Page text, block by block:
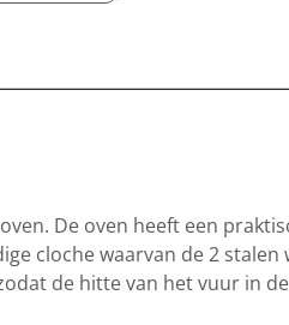
De oven heeft een
cloche waarvan de 2
de hitte van het vuur in